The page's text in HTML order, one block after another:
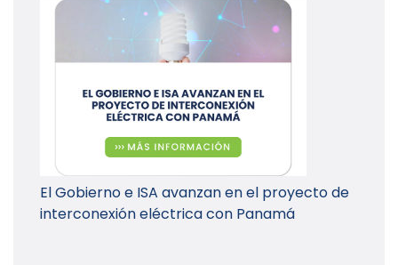
El Gobierno e ISA avanzan en el proyecto de
interconexión eléctrica con Panamá